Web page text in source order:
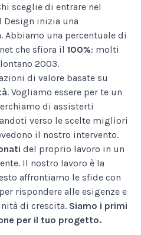
sceglie di entrare nel
Design inizia una
Abbiamo una percentuale di
che sfiora il 100%: molti
2003.
di valore basate su
. Vogliamo essere per te un
di assisterti
verso le scelte migliori
il nostro intervento.
del proprio lavoro in un
Il nostro lavoro è la
affrontiamo le sfide con
rispondere alle esigenze e
di crescita. Siamo i primi
per il tuo progetto.